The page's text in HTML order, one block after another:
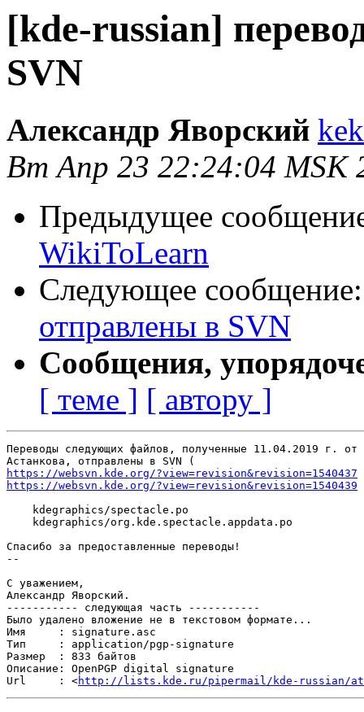
[kde-russian]
SVN
Александр Яворский
Вт Апр 23 22:24:04 MSK
Предыдущее
WikiToLearn
Следующее
отправлены в SVN
Сообщения,
[ теме ] [ автору ]
Переводы следующих файлов, полученные 11.04.2019 г. от
https://websvn.kde.org/?view=revision&revision=1540437
https://websvn.kde.org/?view=revision&revision=1540439
kdegraphics/spectacle.po
kdegraphics/org.kde.spectacle.appdata.po
Спасибо за предоставленные переводы!
--
С уважением,
Александр Яворский.
----------- следующая часть -----------
Было удалено вложение не в текстовом формате...
Имя     : signature.asc
Тип     : application/pgp-signature
Размер  : 833 байтов
Описание: OpenPGP digital signature
Url     : <http://lists.kde.ru/pipermail/kde-russian/